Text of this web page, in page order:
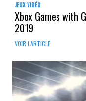
JEUX VIDÉO
Xbox Games with
2019
VOIR L'ARTICLE